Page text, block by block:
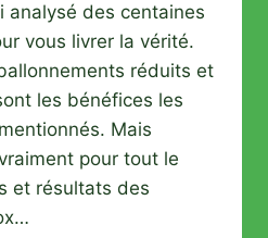
analysé des centaines
vous livrer la vérité.
réduits et
les bénéfices les
Mais
pour tout le
et résultats des